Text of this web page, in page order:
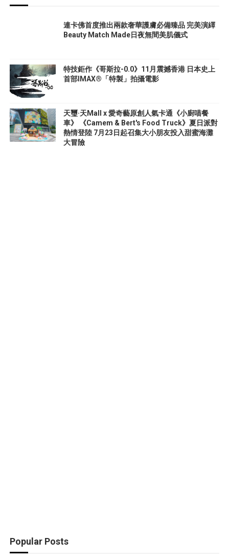
連卡佛首度推出兩款奢華護膚必備臻品 完美演繹
Beauty Match Made日夜無間美肌儀式
特技鉅作《哥斯拉-0.0》11月震撼香港 日本史上
首部IMAX®「特製」拍攝電影
天璽·天Mall x 愛奇藝原創人氣卡通《小廚喵餐
車》 《Camem & Bert's Food Truck》夏日派對
熱情登陸 7月23日起召集大小朋友投入甜蜜海灘
大冒險
Popular Posts